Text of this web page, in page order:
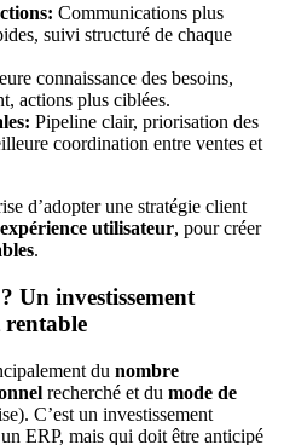
Communications plus
suivi structuré de chaque
connaissance des besoins,
actions plus ciblées.
Pipeline clair, priorisation des
coordination entre ventes et
d’adopter une stratégie client
expérience utilisateur, pour créer
.
Un investissement
du nombre
recherché et du mode de
C’est un investissement
ERP, mais qui doit être anticipé